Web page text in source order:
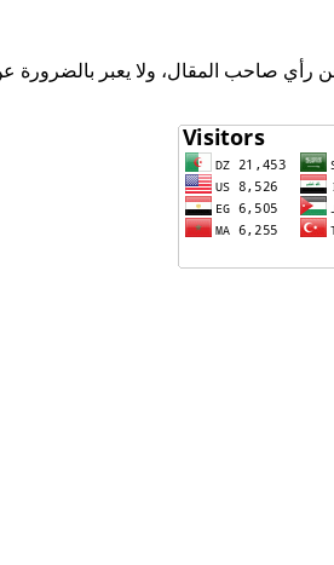
رأي صاحب المقال، ولا يعبر بالضرورة